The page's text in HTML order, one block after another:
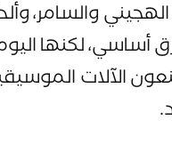
والسامر،
لكنها
الآلات